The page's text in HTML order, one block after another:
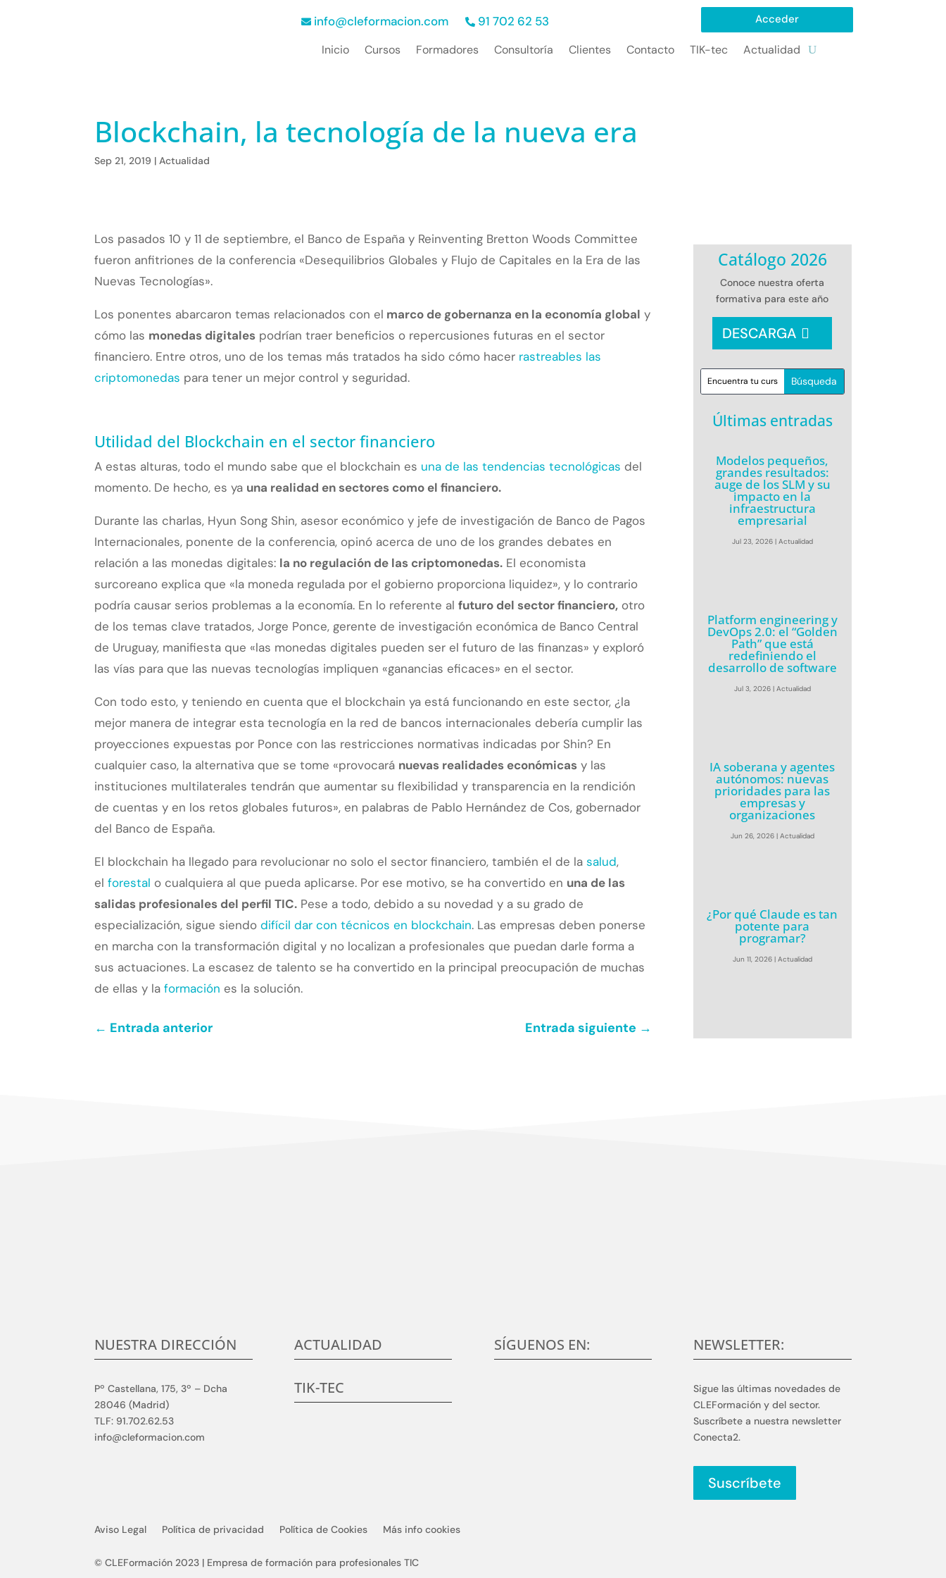
info@cleformacion.com 91 702 62 53 Acceder
Inicio Cursos Formadores Consultoría Clientes Contacto TIK-tec Actualidad
Blockchain, la tecnología de la nueva era
Sep 21, 2019 | Actualidad
Los pasados 10 y 11 de septiembre, el Banco de España y Reinventing Bretton Woods Committee
fueron anfitriones de la conferencia «Desequilibrios Globales y Flujo de Capitales en la Era de las
Nuevas Tecnologías».
Los ponentes abarcaron temas relacionados con el marco de gobernanza en la economía global y
cómo las monedas digitales podrían traer beneficios o repercusiones futuras en el sector
financiero. Entre otros, uno de los temas más tratados ha sido cómo hacer rastreables las
criptomonedas para tener un mejor control y seguridad.
Utilidad del Blockchain en el sector financiero
A estas alturas, todo el mundo sabe que el blockchain es una de las tendencias tecnológicas del
momento. De hecho, es ya una realidad en sectores como el financiero.
Durante las charlas, Hyun Song Shin, asesor económico y jefe de investigación de Banco de Pagos
Internacionales, ponente de la conferencia, opinó acerca de uno de los grandes debates en
relación a las monedas digitales: la no regulación de las criptomonedas. El economista
surcoreano explica que «la moneda regulada por el gobierno proporciona liquidez», y lo contrario
podría causar serios problemas a la economía. En lo referente alfuturo del sector financiero, otro
de los temas clave tratados, Jorge Ponce, gerente de investigación económica de Banco Central
de Uruguay, manifiesta que «las monedas digitales pueden ser el futuro de las finanzas» y exploró
las vías para que las nuevas tecnologías impliquen «ganancias eficaces» en el sector.
Con todo esto, y teniendo en cuenta que el blockchain ya está funcionando en este sector, ¿la
mejor manera de integrar esta tecnología en la red de bancos internacionales debería cumplir las
proyecciones expuestas por Ponce con las restricciones normativas indicadas por Shin? En
cualquier caso, la alternativa que se tome «provocará nuevas realidades económicas y las
instituciones multilaterales tendrán que aumentar su flexibilidad y transparencia en la rendición
de cuentas y en los retos globales futuros», en palabras de Pablo Hernández de Cos, gobernador
del Banco de España.
El blockchain ha llegado para revolucionar no solo el sector financiero, también el de lasalud,
elforestal o cualquiera al que pueda aplicarse. Por ese motivo, se ha convertido en una de las
salidas profesionales del perfil TIC. Pese a todo, debido a su novedad y a su grado de
especialización, sigue siendodifícil dar con técnicos en blockchain. Las empresas deben ponerse
en marcha con la transformación digital y no localizan a profesionales que puedan darle forma a
sus actuaciones. La escasez de talento se ha convertido en la principal preocupación de muchas
de ellas y laformación es la solución.
← Entrada anterior Entrada siguiente →
Catálogo 2026
Conoce nuestra oferta
formativa para este año
DESCARGA
Últimas entradas
Modelos pequeños,
grandes resultados:
auge de los SLM y su
impacto en la
infraestructura
empresarial
Jul 23, 2026| Actualidad
Platform engineering y
DevOps 2.0: el “Golden
Path” que está
redefiniendo el
desarrollo de software
Jul 3, 2026| Actualidad
IA soberana y agentes
autónomos: nuevas
prioridades para las
empresas y
organizaciones
Jun 26, 2026| Actualidad
¿Por qué Claude es tan
potente para
programar?
Jun 11, 2026| Actualidad
NUESTRA DIRECCIÓN
Pº Castellana, 175, 3º – Dcha
28046 (Madrid)
TLF: 91.702.62.53
info@cleformacion.com
ACTUALIDAD
TIK-TEC
SÍGUENOS EN: NEWSLETTER:
Sigue las últimas novedades de
CLEFormación y del sector.
Suscríbete a nuestra newsletter
Conecta2.
Suscríbete
Aviso Legal Política de privacidad Política de Cookies Más info cookies
© CLEFormación 2023 | Empresa de formación para profesionales TIC